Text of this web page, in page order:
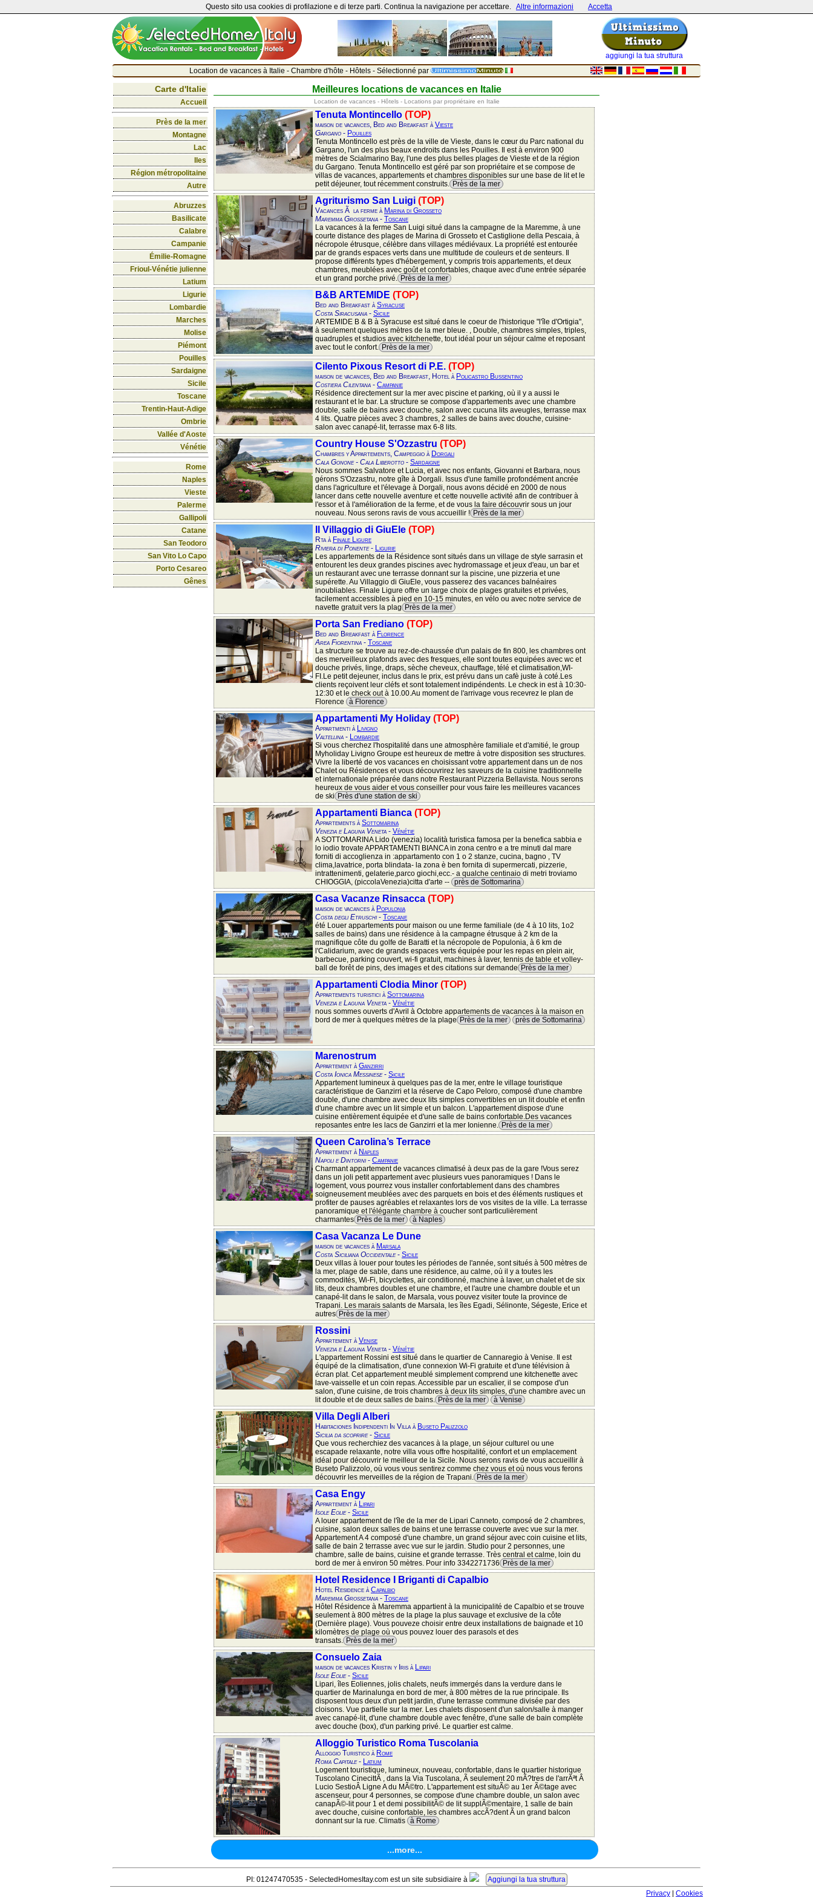
aggiungi la tua struttura
Location de vacances à Italie - Chambre d'hôte - Hôtels - Sélectionné par
Carte d'Italie
Accueil
Près de la mer
Montagne
Lac
Iles
Région métropolitaine
Autre
Abruzzes
Basilicate
Calabre
Campanie
Émilie-Romagne
Frioul-Vénétie julienne
Latium
Ligurie
Lombardie
Marches
Molise
Piémont
Pouilles
Sardaigne
Sicile
Toscane
Trentin-Haut-Adige
Ombrie
Vallée d'Aoste
Vénétie
Rome
Naples
Vieste
Palerme
Gallipoli
Catane
San Teodoro
San Vito Lo Capo
Porto Cesareo
Gênes
Meilleures locations de vacances en Italie
Location de vacances - Hôtels - Locations par propriétaire en Italie
Tenuta Montincello (TOP)
maison de vacances, Bed and Breakfast àVieste
Gargano - Pouilles
Tenuta Montincello est près de la ville de Vieste, dans le cœur du Parc national du
Gargano, l'un des plus beaux endroits dans les Pouilles. Il est à environ 900
mètres de Scialmarino Bay, l'une des plus belles plages de Vieste et de la région
du Gargano. Tenuta Montincello est géré par son propriétaire et se compose de
villas de vacances, appartements et chambres disponibles sur une base de lit et le
petit déjeuner, tout récemment construits. Près de la mer
Agriturismo San Luigi (TOP)
Vacances Ã la ferme à Marina di Grosseto
Maremma Grossetana - Toscane
La vacances à la ferme San Luigi situé dans la campagne de la Maremme, à une
courte distance des plages de Marina di Grosseto et Castiglione della Pescaia, à
nécropole étrusque, célèbre dans villages médiévaux. La propriété est entourée
par de grands espaces verts dans une multitude de couleurs et de senteurs. Il
propose différents types d'hébergement, y compris trois appartements, et deux
chambres, meublées avec goût et confortables, chaque avec d'une entrée séparée
et un grand porche privé. Près de la mer
B&B ARTEMIDE (TOP)
Bed and Breakfast àSyracuse
Costa Siracusana - Sicile
ARTEMIDE B & B à Syracuse est situé dans le coeur de l'historique "l'île d'Ortigia",
à seulement quelques mètres de la mer bleue. , Double, chambres simples, triples,
quadruples et studios avec kitchenette, tout idéal pour un séjour calme et reposant
avec tout le confort. Près de la mer
Cilento Pixous Resort di P.E. (TOP)
maison de vacances, Bed and Breakfast, Hotel à Policastro Bussentino
Costiera Cilentana - Campanie
Résidence directement sur la mer avec piscine et parking, où il y a aussi le
restaurant et le bar. La structure se compose d'appartements avec une chambre
double, salle de bains avec douche, salon avec cucuna lits aveugles, terrasse max
4 lits. Quatre pièces avec 3 chambres, 2 salles de bains avec douche, cuisine-
salon avec canapé-lit, terrasse max 6-8 lits.
Country House S'Ozzastru (TOP)
Chambres y Appartements, Campeggio à Dorgali
Cala Gonone - Cala Liberotto - Sardaigne
Nous sommes Salvatore et Lucia, et avec nos enfants, Giovanni et Barbara, nous
gérons S'Ozzastru, notre gîte à Dorgali. Issus d'une famille profondément ancrée
dans l'agriculture et l'élevage à Dorgali, nous avons décidé en 2000 de nous
lancer dans cette nouvelle aventure et cette nouvelle activité afin de contribuer à
l'essor et à l'amélioration de la ferme, et de vous la faire découvrir sous un jour
nouveau. Nous serons ravis de vous accueillir ! Près de la mer
Il Villaggio di GiuEle (TOP)
Rta à Finale Ligure
Riviera di Ponente- Ligurie
Les appartements de la Résidence sont situés dans un village de style sarrasin et
entourent les deux grandes piscines avec hydromassage et jeux d'eau, un bar et
un restaurant avec une terrasse donnant sur la piscine, une pizzeria et une
supérette. Au Villaggio di GiuEle, vous passerez des vacances balnéaires
inoubliables. Finale Ligure offre un large choix de plages gratuites et privées,
facilement accessibles à pied en 10-15 minutes, en vélo ou avec notre service de
navette gratuit vers la plag Près de la mer
Porta San Frediano (TOP)
Bed and Breakfast à Florence
Area Fiorentina - Toscane
La structure se trouve au rez-de-chaussée d'un palais de fin 800, les chambres ont
des merveilleux plafonds avec des fresques, elle sont toutes equipées avec wc et
douche privés, linge, draps, sèche cheveux, chauffage, télé et climatisation,WI-
FI.Le petit dejeuner, inclus dans le prix, est prévu dans un cafè juste à coté.Les
clients reçoivent leur cléfs et sont totalement indipéndents. Le check in est à 10:30-
12:30 et le check out à 10.00.Au moment de l'arrivage vous recevrez le plan de
Florence
à Florence
Appartamenti My Holiday (TOP)
Appartmenti à Livigno
Valtellina - Lombardie
Si vous cherchez l'hospitalité dans une atmosphère familiale et d'amitié, le group
Myholiday Livigno Groupe est heureux de mettre à votre disposition ses structures.
Vivre la liberté de vos vacances en choisissant votre appartement dans un de nos
Chalet ou Résidences et vous découvrirez les saveurs de la cuisine traditionnelle
et internationale préparée dans notre Restaurant Pizzeria Bellavista. Nous serons
heureux de vous aider et vous conseiller pour vous faire les meilleures vacances
de ski Près d'une station de ski
Appartamenti Bianca (TOP)
Appartements àSottomarina
Venezia e Laguna Veneta - Vénétie
A SOTTOMARINA Lido (venezia) località turistica famosa per la benefica sabbia e
lo iodio trovate APPARTAMENTI BIANCA in zona centro e a tre minuti dal mare
forniti di accoglienza in :appartamento con 1 o 2 stanze, cucina, bagno , TV
clima,lavatrice, porta blindata- la zona è ben fornita di supermercati, pizzerie,
intrattenimenti, gelaterie,parco giochi,ecc.- a qualche centinaio di metri troviamo
CHIOGGIA, (piccolaVenezia)citta d'arte -- près de Sottomarina
Casa Vacanze Rinsacca (TOP)
maison de vacances à Populonia
Costa degli Etruschi - Toscane
été Louer appartements pour maison ou une ferme familiale (de 4 à 10 lits, 1o2
salles de bains) dans une résidence à la campagne étrusque à 2 km de la
magnifique côte du golfe de Baratti et la nécropole de Populonia, à 6 km de
l'Calidarium, avec de grands espaces verts équipée pour les repas en plein air,
barbecue, parking couvert, wi-fi gratuit, machines à laver, tennis de table et volley-
ball de forêt de pins, des images et des citations sur demande Près de la mer
Appartamenti Clodia Minor (TOP)
Appartements turistici àSottomarina
Venezia e Laguna Veneta - Vénétie
nous sommes ouverts d'Avril à Octobre appartements de vacances à la maison en
bord de mer à quelques mètres de la plage Près de la mer près de Sottomarina
Marenostrum
Appartement àGanzirri
Costa Ionica Messinese- Sicile
Appartement lumineux à quelques pas de la mer, entre le village touristique
caractéristique de Ganzirri et la réserve de Capo Peloro, composé d'une chambre
double, d'une chambre avec deux lits simples convertibles en un lit double et enfin
d'une chambre avec un lit simple et un balcon. L'appartement dispose d'une
cuisine entièrement équipée et d'une salle de bains confortable.Des vacances
reposantes entre les lacs de Ganzirri et la mer Ionienne. Près de la mer
Queen Carolina’s Terrace
Appartement à Naples
Napoli e Dintorni - Campanie
Charmant appartement de vacances climatisé à deux pas de la gare !Vous serez
dans un joli petit appartement avec plusieurs vues panoramiques ! Dans le
logement, vous pourrez vous installer confortablement dans des chambres
soigneusement meublées avec des parquets en bois et des éléments rustiques et
profiter de pauses agréables et relaxantes lors de vos visites de la ville. La terrasse
panoramique et l'élégante chambre à coucher sont particulièrement
charmantes Près de la mer à Naples
Casa Vacanza Le Dune
maison de vacances à Marsala
Costa Siciliana Occidentale- Sicile
Deux villas à louer pour toutes les périodes de l'année, sont situés à 500 mètres de
la mer, plage de sable, dans une résidence, au calme, où il y a toutes les
commodités, Wi-Fi, bicyclettes, air conditionné, machine à laver, un chalet et de six
lits, deux chambres doubles et une chambre, et l'autre une chambre double et un
canapé-lit dans le salon, de Marsala, vous pouvez visiter toute la province de
Trapani. Les marais salants de Marsala, les îles Egadi, Sélinonte, Ségeste, Erice et
autres Près de la mer
Rossini
Appartement àVenise
Venezia e Laguna Veneta - Vénétie
L'appartement Rossini est situé dans le quartier de Cannaregio à Venise. Il est
équipé de la climatisation, d'une connexion Wi-Fi gratuite et d'une télévision à
écran plat. Cet appartement meublé simplement comprend une kitchenette avec
lave-vaisselle et un coin repas. Accessible par un escalier, il se compose d'un
salon, d'une cuisine, de trois chambres à deux lits simples, d'une chambre avec un
lit double et de deux salles de bains. Près de la mer à Venise
Villa Degli Alberi
Habitaciones Indipendenti In Villa à Buseto Palizzolo
Sicilia da scoprire- Sicile
Que vous recherchiez des vacances à la plage, un séjour culturel ou une
escapade relaxante, notre villa vous offre hospitalité, confort et un emplacement
idéal pour découvrir le meilleur de la Sicile. Nous serons ravis de vous accueillir à
Buseto Palizzolo, où vous vous sentirez comme chez vous et où nous vous ferons
découvrir les merveilles de la région de Trapani. Près de la mer
Casa Engy
Appartement à Lipari
Isole Eolie- Sicile
A louer appartement de l'île de la mer de Lipari Canneto, composé de 2 chambres,
cuisine, salon deux salles de bains et une terrasse couverte avec vue sur la mer.
Appartement A 4 composé d'une chambre, un grand séjour avec coin cuisine et lits,
salle de bain 2 terrasse avec vue sur le jardin. Studio pour 2 personnes, une
chambre, salle de bains, cuisine et grande terrasse. Très central et calme, loin du
bord de mer à environ 50 mètres. Pour info 3342271736 Près de la mer
Hotel Residence I Briganti di Capalbio
Hotel Residence àCapalbio
Maremma Grossetana - Toscane
Hôtel Résidence à Maremma appartient à la municipalité de Capalbio et se trouve
seulement à 800 mètres de la plage la plus sauvage et exclusive de la côte
(Dernière plage). Vous pouveze choisir entre deux installations de baignade et 10
kilomètres de plage où vous pouvez louer des parasols et des
transats. Près de la mer
Consuelo Zaia
maison de vacances Kristin y Iris à Lipari
Isole Eolie- Sicile
Lipari, îles Eoliennes, jolis chalets, neufs immergés dans la verdure dans le
quartier de Marinalunga en bord de mer, à 800 mètres de la rue principale. Ils
disposent tous deux d'un petit jardin, d'une terrasse commune divisée par des
cloisons. Vue partielle sur la mer. Les chalets disposent d'un salon/salle à manger
avec canapé-lit, d'une chambre double avec fenêtre, d'une salle de bain complète
avec douche (box), d'un parking privé. Le quartier est calme.
Alloggio Turistico Roma Tuscolania
Alloggio Turistico à Rome
Roma Capitale- Latium
Logement touristique, lumineux, nouveau, confortable, dans le quartier historique
Tuscolano CinecittÃ , dans la Via Tuscolana, Ã seulement 20 mÃ?tres de l'arrÃªt Â
Lucio SestioÂ Ligne A du MÃ©tro. L'appartement est situÃ© au 1er Ã©tage avec
ascenseur, pour 4 personnes, se compose d'une chambre double, un salon avec
canapÃ©-lit pour 1 et demi possibilitÃ© de lit supplÃ©mentaire, 1 salle de bain
avec douche, cuisine confortable, les chambres accÃ?dent Ã un grand balcon
donnant sur la rue. Climatis à Rome
...more...
PI: 01247470535 - SelectedHomesItay.com est un site subsidiaire à
Aggiungi la tua struttura
Privacy
Cookies
Questo sito usa cookies di profilazione e di terze parti. Continua la navigazione per accettare. Altre informazioni Accetta